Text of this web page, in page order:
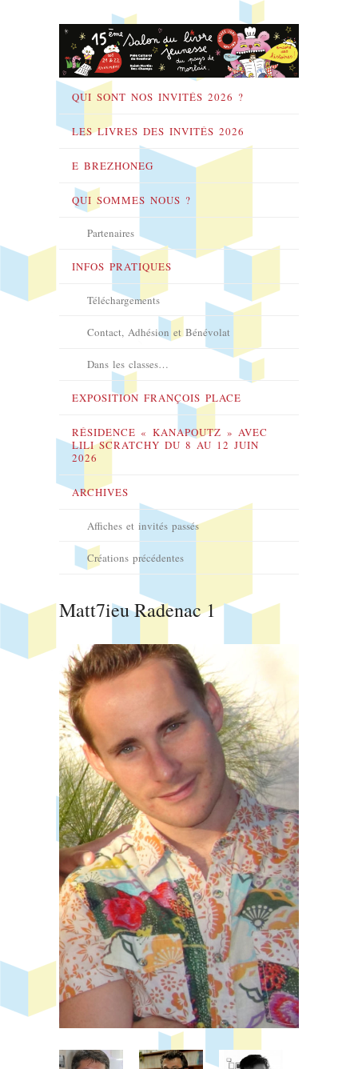
QUI SONT NOS INVITÉS 2026 ?
LES LIVRES DES INVITÉS 2026
E BREZHONEG
QUI SOMMES NOUS ?
Partenaires
INFOS PRATIQUES
Téléchargements
Contact, Adhésion et Bénévolat
Dans les classes…
EXPOSITION FRANÇOIS PLACE
RÉSIDENCE « KANAPOUTZ » AVEC
LILI SCRATCHY DU 8 AU 12 JUIN
2026
ARCHIVES
Affiches et invités passés
Créations précédentes
Matt7ieu Radenac 1